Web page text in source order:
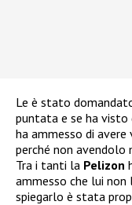
Le è stato
puntata e se ha visto
ha ammesso di
perché non avendolo
Tra i tanti la Pelizon
ammesso che lui non
spiegarlo è stata